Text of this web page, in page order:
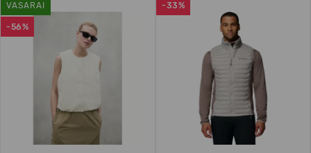
-56%
VASARAI -33%